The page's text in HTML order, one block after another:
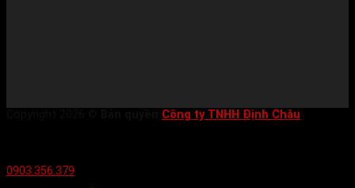
Công ty TNHH Định Châu
0903.356.379